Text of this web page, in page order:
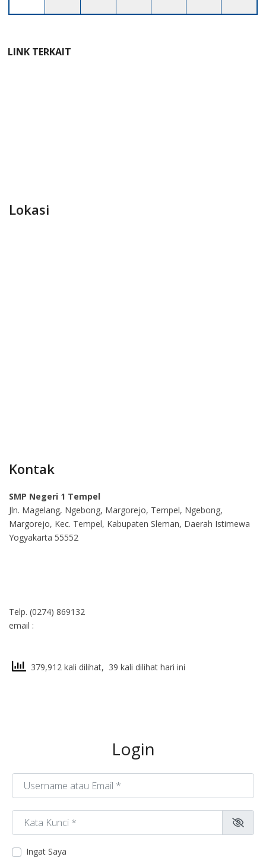
LINK TERKAIT
Lokasi
Kontak
SMP Negeri 1 Tempel
Jln. Magelang, Ngebong, Margorejo, Tempel, Ngebong,
Margorejo, Kec. Tempel, Kabupaten Sleman, Daerah Istimewa
Yogyakarta 55552
Telp. (0274) 869132
email :
379,912 kali dilihat, 39 kali dilihat hari ini
Login
Username atau Email*
Kata Kunci
Ingat Saya